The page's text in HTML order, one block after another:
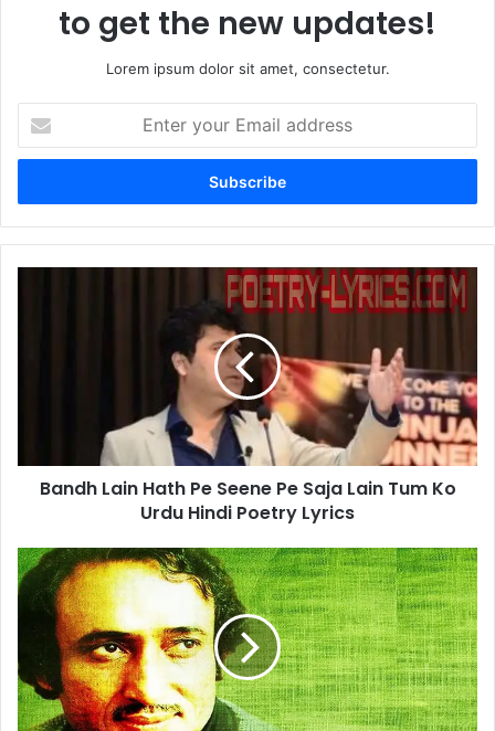
to get the new updates!
Lorem ipsum dolor sit amet, consectetur.
your
Email
Tum
Poetry
Lyrics
Bandh Lain Hath Pe Seene Pe Saja Lain Tum Ko
Urdu Hindi Poetry Lyrics
Bharkain
Meri
Pyas
Teri
Ankhain
Mohsin